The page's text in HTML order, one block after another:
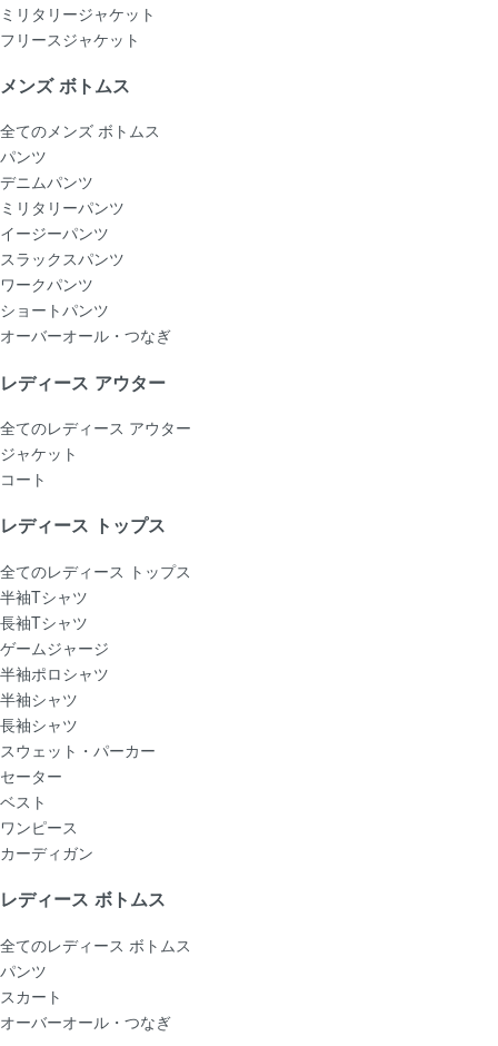
ミリタリージャケット
フリースジャケット
メンズ ボトムス
全てのメンズ ボトムス
パンツ
デニムパンツ
ミリタリーパンツ
イージーパンツ
スラックスパンツ
ワークパンツ
ショートパンツ
オーバーオール・つなぎ
レディース アウター
全てのレディース アウター
ジャケット
コート
レディース トップス
全てのレディース トップス
半袖Tシャツ
長袖Tシャツ
ゲームジャージ
半袖ポロシャツ
半袖シャツ
長袖シャツ
スウェット・パーカー
セーター
ベスト
ワンピース
カーディガン
レディース ボトムス
全てのレディース ボトムス
パンツ
スカート
オーバーオール・つなぎ